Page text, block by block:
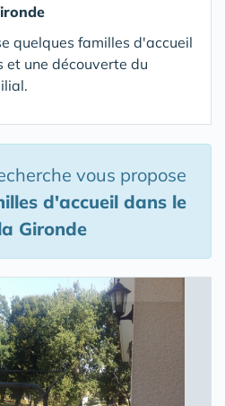
quelques familles d'accueil
et une découverte du
vous propose
d'accueil dans le
Gironde